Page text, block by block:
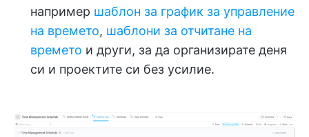
например шаблон за график за управление
на времето, шаблони за отчитане на
времето и други, за да организирате деня
си и проектите си без усилие.